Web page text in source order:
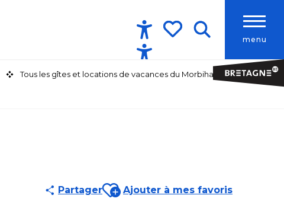
menu
Accessibilité
Tous les gîtes et locations de vacances du Morbihan
PartagerAjouter aux favoris
Ajouter à mes favoris